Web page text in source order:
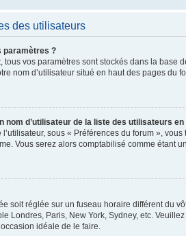
des utilisateurs
paramètres ?
tous vos paramètres sont stockés dans la
nom d’utilisateur situé en haut des pages du
nom d’utilisateur de la liste des utilisateurs en
sous « Préférences du forum »,
Vous serez alors comptabilisé comme étant
soit réglée sur un fuseau horaire différent
Londres, Paris, New York, Sydney, etc.
idéale de le faire.